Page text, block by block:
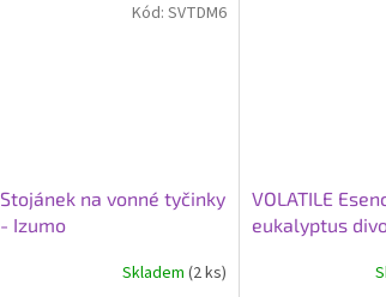
Stojánek na vonné tyčinky
- Izumo
Skladem(2 ks)
Kód:SVTDM6
VOLATILE
eukalyptus